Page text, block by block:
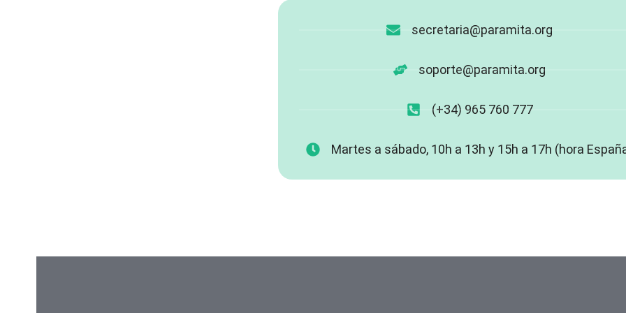
secretaria@paramita.org
soporte@paramita.org
(+34) 965 760 777
Martes a sábado, 10h a 13h y 15h a 17h (hora